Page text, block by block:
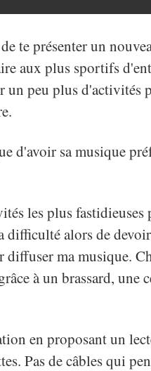
te présenter un
aux plus sportifs
peu plus d'activités
d'avoir sa musique
les plus
difficulté alors de
ma musique.
à un brassard,
en proposant un
Pas de câbles qui